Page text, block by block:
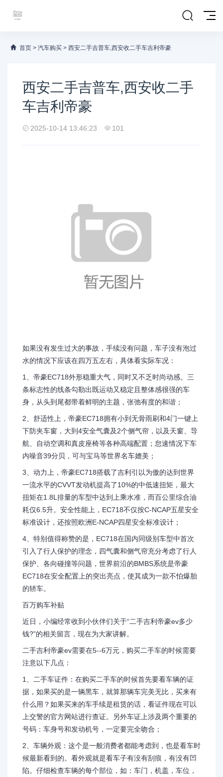
首页 > 汽车购买 > 西安二手吉普车,西安收二手车吉利帝豪
西安二手吉普车,西安收二手
车吉利帝豪
2025-10-14 13:46:23 101
如果没有发生过大的事故，手续没有问题，车子没有泡过
水的情况下应该在四万五左右，具体看实际车况：
1、帝豪EC718外形稳重大气，同时又不乏时尚动感。三
条标志性的线条勾勒出既运动又稳定且整体感很强的车
身，从头到尾都带着鲜明的主题，张弛有度的和谐；
2、舒适性上，帝豪EC718拥有小到无骨雨刷和4门一键上
下防夹车窗，大到4安全气囊及2个侧气帘，以及天窗、导
航、自动空调和真皮座椅等各种高端配置；怠速情况下车
内噪音39分贝，可与宝马等世界名车媲美；
3、动力上，帝豪EC718搭载了吉利引以为傲的达到世界
一流水平的CVVT发动机提高了10%的中低速扭矩，最大
扭矩在1.8L排量的车型中达到上乘水准，而百公里综合油
耗仅6.5升。安全性能上，EC718不仅按C-NCAP五星安全
标准设计，还按照欧洲E-NCAP四星安全标准设计；
4、特别值得称赞的是，EC718在国内同级别车型中首次
引入了行人保护的理念，四气囊和侧气帘充分考虑了行人
保护、各向碰撞等问题，世界前沿的BMBS系统是帝豪
EC718在安全配置上的突出亮点，使其成为一款不怕爆胎
的轿车。
百万购车补贴
近日，小编经常收到小伙伴们关于“二手吉利帝豪ev多少
钱?”的相关留言，现在为大家讲解。
二手吉利帝豪ev需要在5--6万元，购买二手车的时候需要
注意以下几点：
1、二手车证件：在购买二手车的时候首先要看车辆的证
据，如果买的是一辆黑车，就算那辆车完美无比，买来有
什么用？如果买来的车手续是租赁的话，看证件现在可以
上交警的官方网站进行查证。另外车证上涉及两个重要的
号码：车身号和发动机号，一定要完全吻合；
2、车辆外观：这个是一般消费者都能考虑到，也是看车时
候最新看到的。看外观就是看车子有没有刮痕，有没有凹
陷。仔细检查车辆的每个部位，如：车门，机盖，车位，